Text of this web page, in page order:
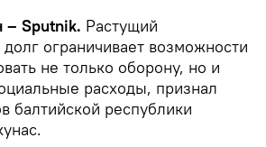
Sputnik. Растущий
ограничивает возможности
не только оборону, но и
расходы, признал
балтийской республики